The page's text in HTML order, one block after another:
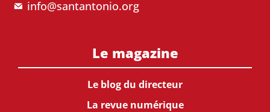
info@santantonio.org
Le magazine
Le blog du directeur
La revue numérique